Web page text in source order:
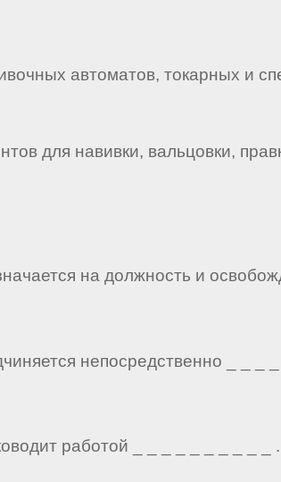
автоматов, токарных и
для навивки, вальцовки,
на должность и
непосредственно _ _ _ _
работой _ _ _ _ _ _ _ _ _ _ .